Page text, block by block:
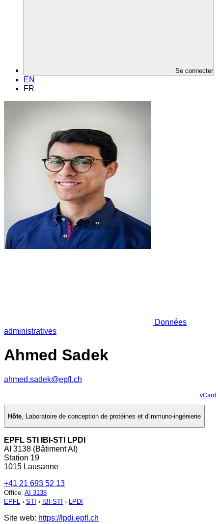
Se connecter
EN
FR
Données
administratives
Ahmed Sadek
ahmed.sadek@epfl.ch
vCard
Hôte, Laboratoire de conception de protéines et d'immuno-ingénierie
EPFL STI IBI-STI LPDI
AI 3138 (Bâtiment AI)
Station 19
1015 Lausanne
+41 21 693 52 13
Office: AI 3138
EPFL › STI › IBI-STI › LPDI
Site web: https://lpdi.epfl.ch